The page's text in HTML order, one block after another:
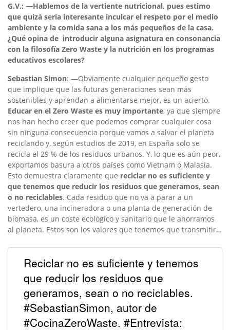
G.V.: —Hablemos de la vertiente nutricional, pues estimo
que quizá sería interesante inculcar el respeto por el medio
ambiente y la comida sana a los más pequeños de la casa.
¿Qué opina de introducir alguna asignatura en consonancia
con la filosofía Zero Waste y la nutrición en los programas
educativos escolares?
Sebastian Simon: —Obviamente cualquier pequeño gesto
que implique que las futuras generaciones sean más
sostenibles y aprendan a alimentarse mejor, es un acierto.
Educar en el Zero Waste es muy importante, ya que siempre
nos han hecho creer que podemos comprar cualquier cosa
sin ninguna consecuencia porque vamos a salvar el planeta
reciclando y, según estudios de 2019, en España solo se
recicla el 29 % de los residuos urbanos. Y, lo que es aún peor,
exportamos basura a otros países como Vietnam o Malasia.
Esto demuestra claramente que reciclar no es suficiente y
que tenemos que reducir los residuos que generamos, sean
o no reciclables. Cada residuo que no va a parar a un
vertedero, una incineradora o una planta de generación de
biomasa, es un coste ecológico y sanitario que le ahorramos
al planeta. Estos son los valores que tenemos que transmitir…
Reciclar no es suficiente y tenemos
que reducir los residuos que
generamos, sean o no reciclables.
#SebastianSimon, autor de
#CocinaZeroWaste. #Entrevista: